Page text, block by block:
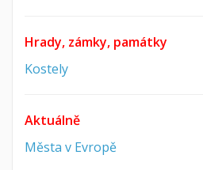
Hrady, zámky, památky
Kostely
Aktuálně
Města v Evropě